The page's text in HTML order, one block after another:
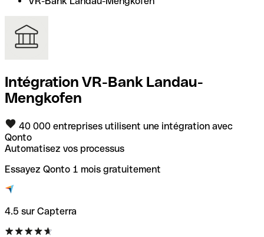
Intégration VR-Bank Landau-
Mengkofen
40 000 entreprises utilisent une intégration avec
Qonto
Automatisez vos processus
Essayez Qonto 1 mois gratuitement
4.5 sur Capterra